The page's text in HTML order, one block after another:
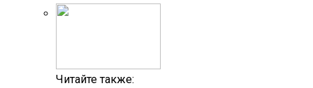
Читайте также: